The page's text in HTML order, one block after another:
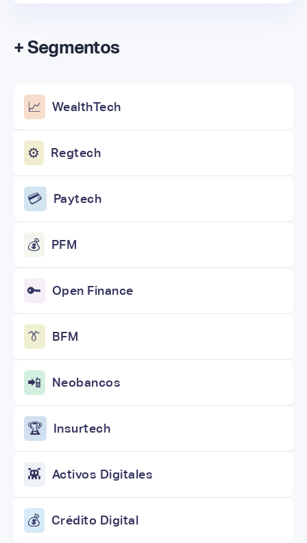
+ Segmentos
📈 WealthTech
⚙️ Regtech
💳 Paytech
💰 PFM
🔑 Open Finance
👔 BFM
📲 Neobancos
🏆 Insurtech
👾 Activos Digitales
💰 Crédito Digital